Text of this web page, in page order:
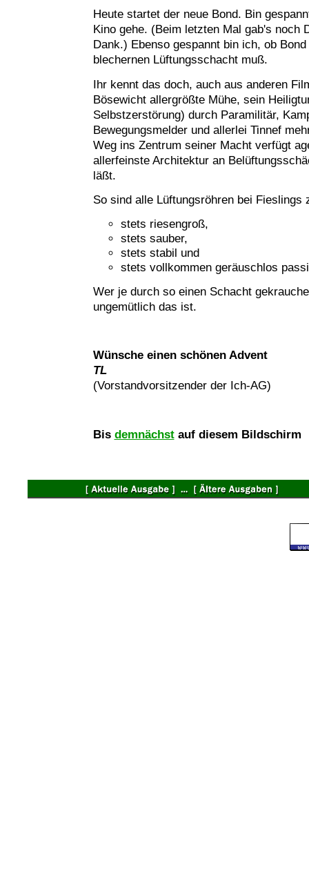
Heute startet der neue Bond. Bin
Kino gehe. (Beim letzten Mal gab's
Dank.) Ebenso gespannt bin ich, ob
blechernen Lüftungsschacht muß.
Ihr kennt das doch, auch aus anderen
Bösewicht allergrößte Mühe, sein
Selbstzerstörung) durch Paramilitär,
Bewegungsmelder und allerlei Tinnef
Weg ins Zentrum seiner Macht verfügt
allerfeinste Architektur an
läßt.
So sind alle Lüftungsröhren bei Fieslings
stets riesengroß,
stets sauber,
stets stabil und
stets vollkommen geräuschlos
Wer je durch so einen Schacht
ungemütlich das ist.
Wünsche einen schönen Advent
TL
(Vorstandvorsitzender der Ich-AG)
Bis demnächstauf diesem Bildschirm